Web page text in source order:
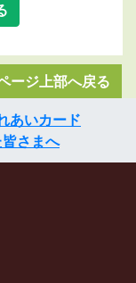
あいカード
さまへ
ージ上部へ戻る